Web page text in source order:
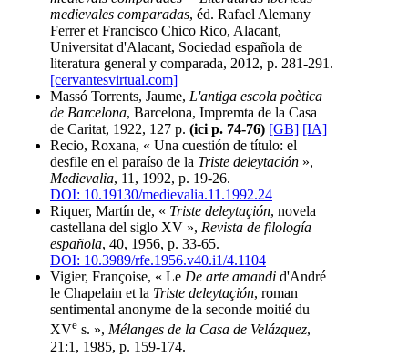
medievales comparadas, éd. Rafael Alemany
Ferrer et Francisco Chico Rico, Alacant,
Universitat d'Alacant, Sociedad española de
literatura general y comparada, 2012, p. 281-291.
[cervantesvirtual.com]
Massó Torrents, Jaume, L'antiga escola poètica
de Barcelona, Barcelona, Impremta de la Casa
de Caritat, 1922, 127 p. (ici p. 74-76) [GB] [IA]
Recio, Roxana, « Una cuestión de título: el
desfile en el paraíso de la Triste deleytación »,
Medievalia, 11, 1992, p. 19-26.
DOI: 10.19130/medievalia.11.1992.24
Riquer, Martín de, « Triste deleytaçión, novela
castellana del siglo XV », Revista de filología
española, 40, 1956, p. 33-65.
DOI: 10.3989/rfe.1956.v40.i1/4.1104
Vigier, Françoise, « Le De arte amandi d'André
le Chapelain et la Triste deleytaçión, roman
sentimental anonyme de la seconde moitié du
XVe s. », Mélanges de la Casa de Velázquez,
21:1, 1985, p. 159-174.